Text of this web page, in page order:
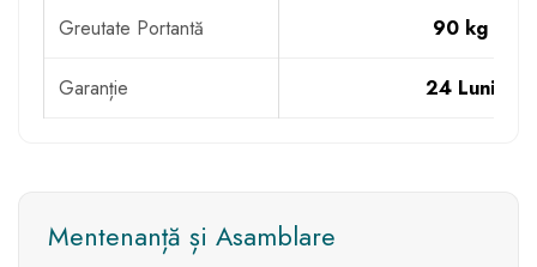
Greutate Portantă 90 kg
Garanție 24 Luni
Mentenanță și Asamblare